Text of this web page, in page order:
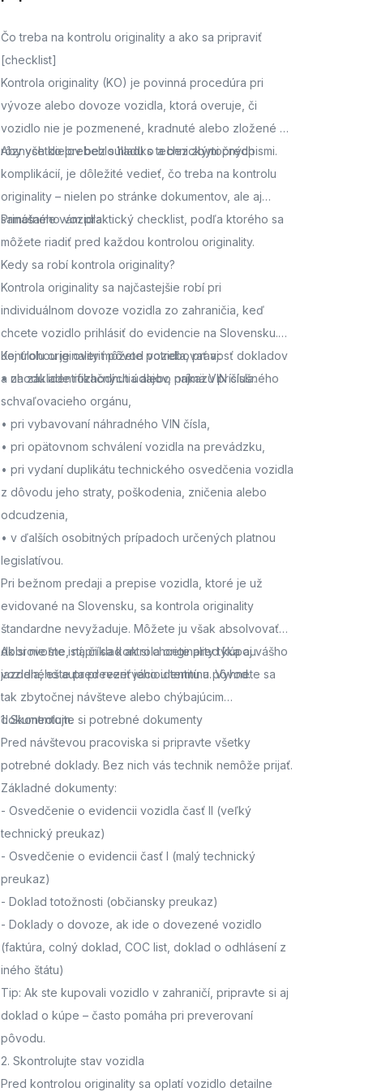
Čo treba na kontrolu originality a ako sa pripraviť
[checklist]
Kontrola originality (KO) je povinná procedúra pri
vývoze alebo dovoze vozidla, ktorá overuje, či
vozidlo nie je pozmenené, kradnuté alebo zložené z
rôznych dielov bez súladu s technickými predpismi.
Aby všetko prebehlo hladko a bez zbytočných
komplikácií, je dôležité vedieť, čo treba na kontrolu
originality – nielen po stránke dokumentov, ale aj
samotného vozidla.
Prinášame vám praktický checklist, podľa ktorého sa
môžete riadiť pred každou kontrolou originality.
Kedy sa robí kontrola originality?
Kontrola originality sa najčastejšie robí pri
individuálnom dovoze vozidla zo zahraničia, keď
chcete vozidlo prihlásiť do evidencie na Slovensku.
Jej úlohou je overiť pôvod vozidla, pravosť dokladov
a zhodu identifikačných údajov, najmä VIN čísla.
Kontrolu originality môžete potrebovať aj:
• na základe rozhodnutia alebo príkazu príslušného
schvaľovacieho orgánu,
• pri vybavovaní náhradného VIN čísla,
• pri opätovnom schválení vozidla na prevádzku,
• pri vydaní duplikátu technického osvedčenia vozidla
z dôvodu jeho straty, poškodenia, zničenia alebo
odcudzenia,
• v ďalších osobitných prípadoch určených platnou
legislatívou.
Pri bežnom predaji a prepise vozidla, ktoré je už
evidované na Slovensku, sa kontrola originality
štandardne nevyžaduje. Môžete ju však absolvovať
dobrovoľne, napríklad ak si chcete pred kúpou
jazdeného auta preveriť jeho identitu a pôvod.
Ak si nie ste istí, či sa kontrola originality týka aj vášho
vozidla,ešte pred rezerváciou termínu. Vyhnete sa
tak zbytočnej návšteve alebo chýbajúcim
dokumentom.
1. Skontrolujte si potrebné dokumenty
Pred návštevou pracoviskasi pripravte všetky
potrebné doklady. Bez nich vás technik nemôže prijať.
Základné dokumenty:
-Osvedčenie o evidencii vozidla časť II (veľký
technický preukaz)
-Osvedčenie o evidencii časť I (malý technický
preukaz)
-Doklad totožnosti (občiansky preukaz)
-Doklady o dovoze, ak ide o dovezené vozidlo
(faktúra, colný doklad, COC list, doklad o odhlásení z
iného štátu)
Tip: Ak ste kupovali vozidlo v zahraničí, pripravte si aj
doklad o kúpe – často pomáha pri preverovaní
pôvodu.
2. Skontrolujte stav vozidla
Pred kontrolou originality sa oplatí vozidlo detailne